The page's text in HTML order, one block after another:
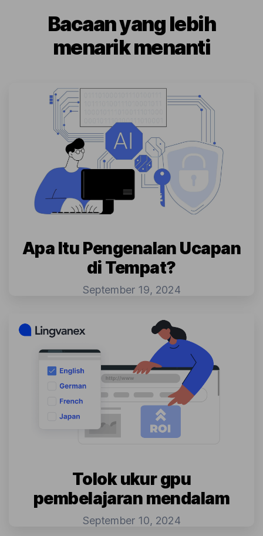
Bacaan yang lebih
menarik menanti
Apa Itu Pengenalan Ucapan
di Tempat?
September 19, 2024
Tolok ukur gpu
pembelajaran mendalam
September 10, 2024